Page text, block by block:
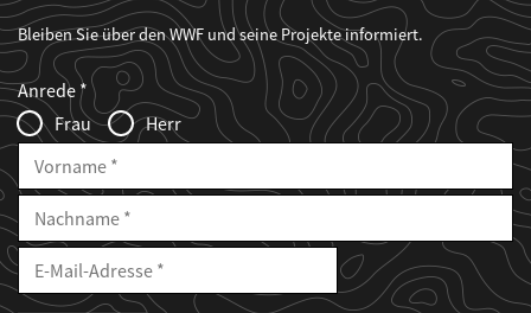
Bleiben Sie über den WWF und seine Projekte informiert.
Web2Case
Infofelder
Fieldset
anrede_name
Anrede
Frau
Herr
Vorname
Nachname
E-
Mailadresse
E-
Adresse